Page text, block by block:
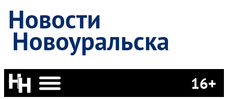
Новости
Новоуральска
16+